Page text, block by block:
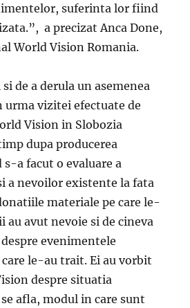
suferinta lor fiind
a precizat Anca Done,
World Vision Romania.
de a derula un asemenea
urma vizitei efectuate de
Vision in Slobozia
dupa producerea
a facut o evaluare a
a nevoilor existente la fata
materiale pe care le-
au avut nevoie si de cineva
evenimentele
le-au trait. Ei au vorbit
despre situatia
afla, modul in care sunt